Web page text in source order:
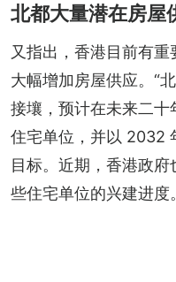
北都大量潜在房屋
又指出，香港目前有
大幅增加房屋供应。“
接壤，预计在未来二
住宅单位，并以 2032
目标。近期，香港政
些住宅单位的兴建进度。